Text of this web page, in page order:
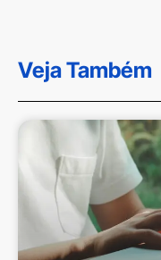
Veja Também